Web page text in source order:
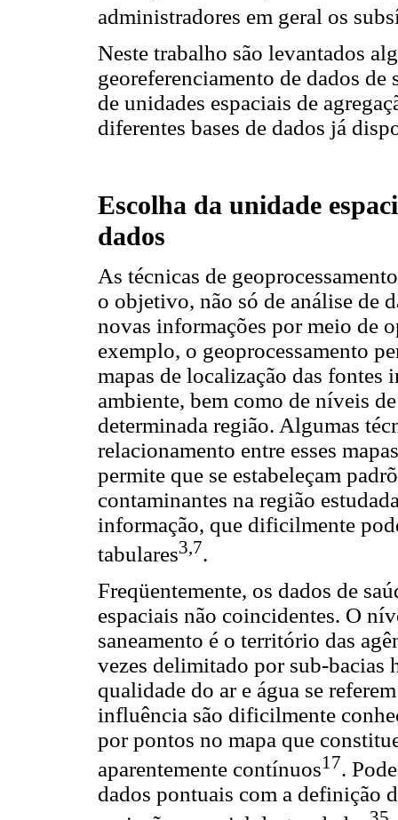
administradores em geral os
Neste trabalho são levantados
georeferenciamento de dados de
de unidades espaciais de
diferentes bases de dados já
Escolha da unidade
dados
As técnicas de
o objetivo, não só de análise de
novas informações por meio de
exemplo, o geoprocessamento
mapas de localização das fontes
ambiente, bem como de níveis
determinada região. Algumas
relacionamento entre esses
permite que se estabeleçam
contaminantes na região
informação, que dificilmente
tabulares3,7.
Freqüentemente, os dados de
espaciais não coincidentes. O
saneamento é o território das
vezes delimitado por sub-bacias
qualidade do ar e água se
influência são dificilmente
por pontos no mapa que
aparentemente contínuos17.
dados pontuais com a definição